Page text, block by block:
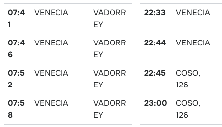
07:4
1
VENECIA
VADORR
EY
07:4
6
VENECIA
VADORR
EY
07:5
2
VENECIA
VADORR
EY
07:5
8
VENECIA
VADORR
EY
22:33
VENECIA
22:44 VENECIA
22:45
COSO,
126
23:00
COSO,
126